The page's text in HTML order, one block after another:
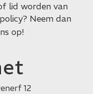
lid worden van
Neem dan
op!
12